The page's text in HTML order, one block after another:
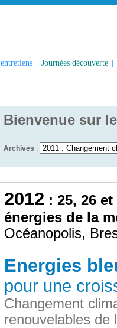
entretiens | Journées découverte
Bienvenue sur
Archives :
2012 : 25, 26
énergies de la
Océanopolis,
Energies
pour une
Changement
renouvelables de